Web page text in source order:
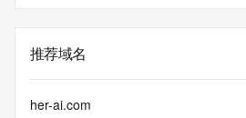
推荐域名
her-ai.com